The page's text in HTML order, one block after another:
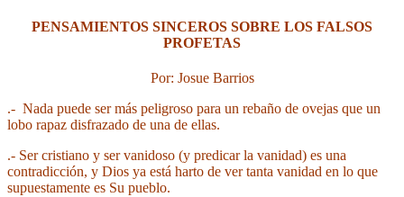
PENSAMIENTOS SINCEROS SOBRE LOS FALSOS
PROFETAS
Por: Josue Barrios
.- Nada puede ser más peligroso para un rebaño de ovejas que un
lobo rapaz disfrazado de una de ellas.
.- Ser cristiano y ser vanidoso (y predicar la vanidad) es una
contradicción, y Dios ya está harto de ver tanta vanidad en lo que
supuestamente es Su pueblo.